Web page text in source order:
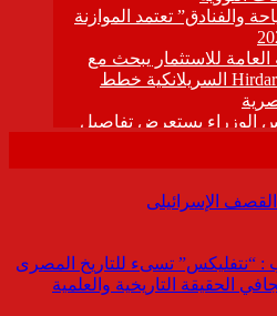
الإسرائيلى
: “نتفليكس” تسىء للتاريخ المصرى
الحقيقة التاريخية والعلمية